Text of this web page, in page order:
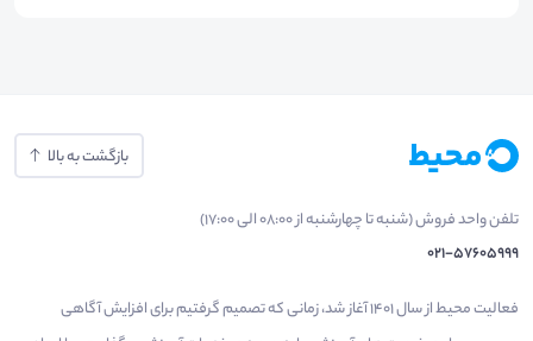
بازگشت به بالا
تلفن واحد فروش (شنبه تا چهارشنبه از 08:00 الی 17:00)
021-57605999
فعالیت محیط از سال 1401 آغاز شد، زمانی که تصمیم گرفتیم برای افزایش آگاهی